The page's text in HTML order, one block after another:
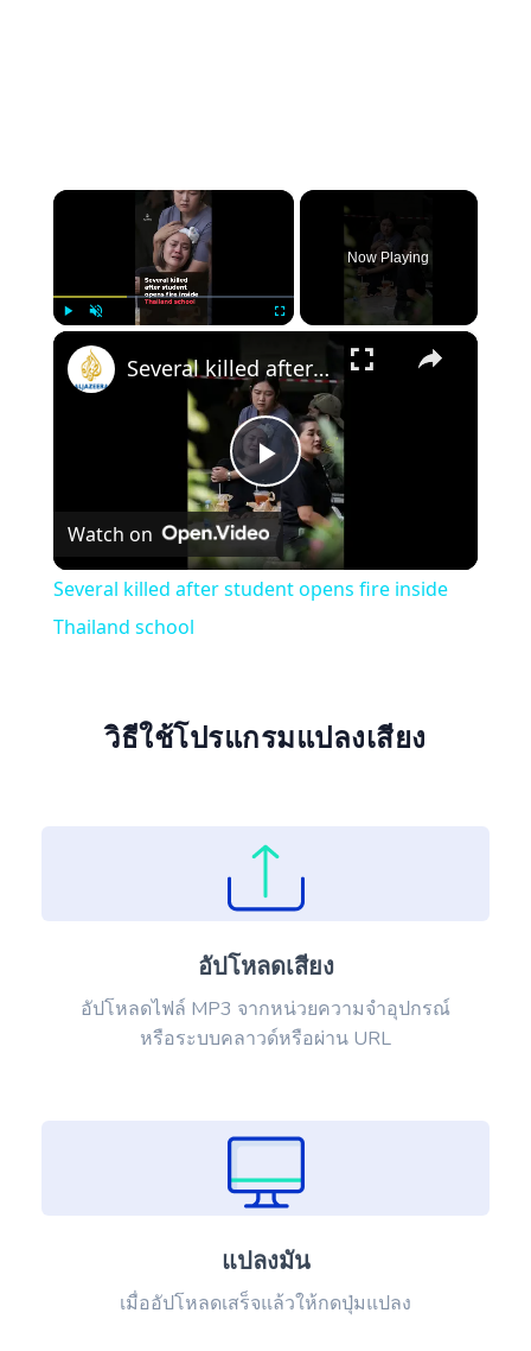
×
Now Playing
×
Play
Video
Several killed after student opens fire inside Thailand school
Watch on
Several killed after student opens fire inside
Thailand school
วิธีใช้โปรแกรมแปลงเสียง
อัปโหลดเสียง
อัปโหลดไฟล์ MP3 จากหน่วยความจำอุปกรณ์
หรือระบบคลาวด์หรือผ่าน URL
แปลงมัน
เมื่ออัปโหลดเสร็จแล้วให้กดปุ่มแปลง